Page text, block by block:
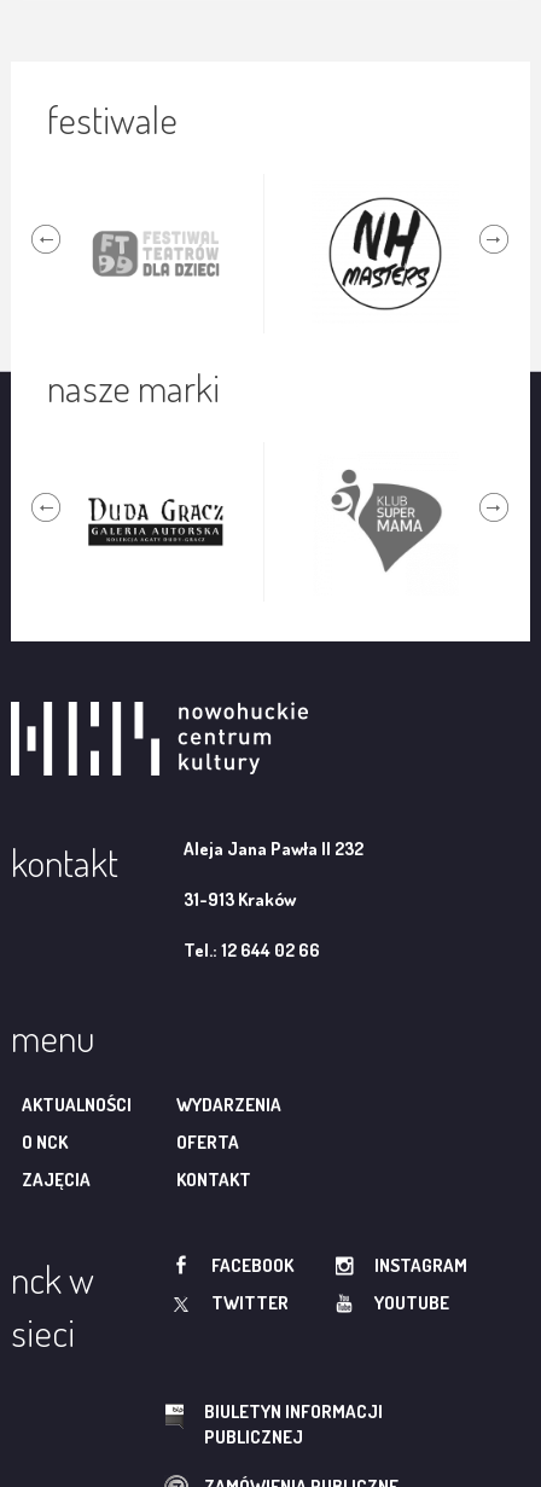
festiwale
nasze marki
kontakt Aleja Jana Pawła II 232
31-913 Kraków
Tel.: 12 644 02 66
menu
AKTUALNOŚCI
WYDARZENIA
O NCK
OFERTA
ZAJĘCIA
KONTAKT
nck w
sieci
FACEBOOK
INSTAGRAM
TWITTER
YOUTUBE
BIULETYN INFORMACJI
PUBLICZNEJ